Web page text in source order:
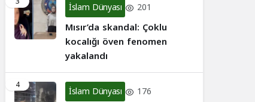
İslam Dünyası 201
Mısır’da skandal: Çoklu
kocalığı öven fenomen
yakalandı
4 İslam Dünyası 176